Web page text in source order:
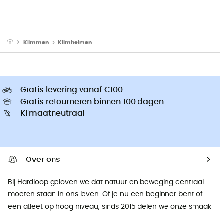
Klimmen Klimhelmen
Gratis levering vanaf €100
Gratis retourneren binnen 100 dagen
Klimaatneutraal
Over ons
Bij Hardloop geloven we dat natuur en beweging centraal
moeten staan ​​in ons leven. Of je nu een beginner bent of
een atleet op hoog niveau, sinds 2015 delen we onze smaak